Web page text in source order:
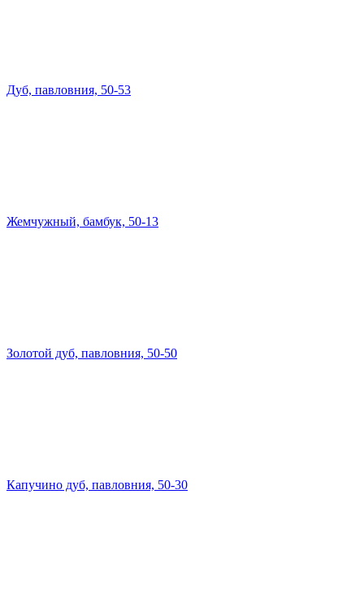
Дуб, павловния, 50-53
Жемчужный, бамбук, 50-13
Золотой дуб, павловния, 50-50
Капучино дуб, павловния, 50-30